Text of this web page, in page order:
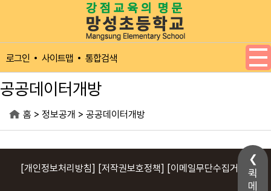
메인메뉴 바로가기
본문내용 바로가기
퀵
메
로그인 사이트맵 통합검색
공공데이터개방
홈 > 정보공개 > 공공데이터개방
[개인정보처리방침] [저작권보호정책] [이메일무단수집거부]